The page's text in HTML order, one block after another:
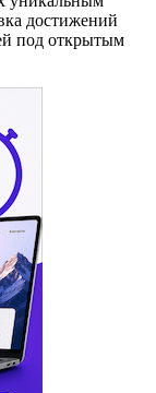
достижений
под открытым